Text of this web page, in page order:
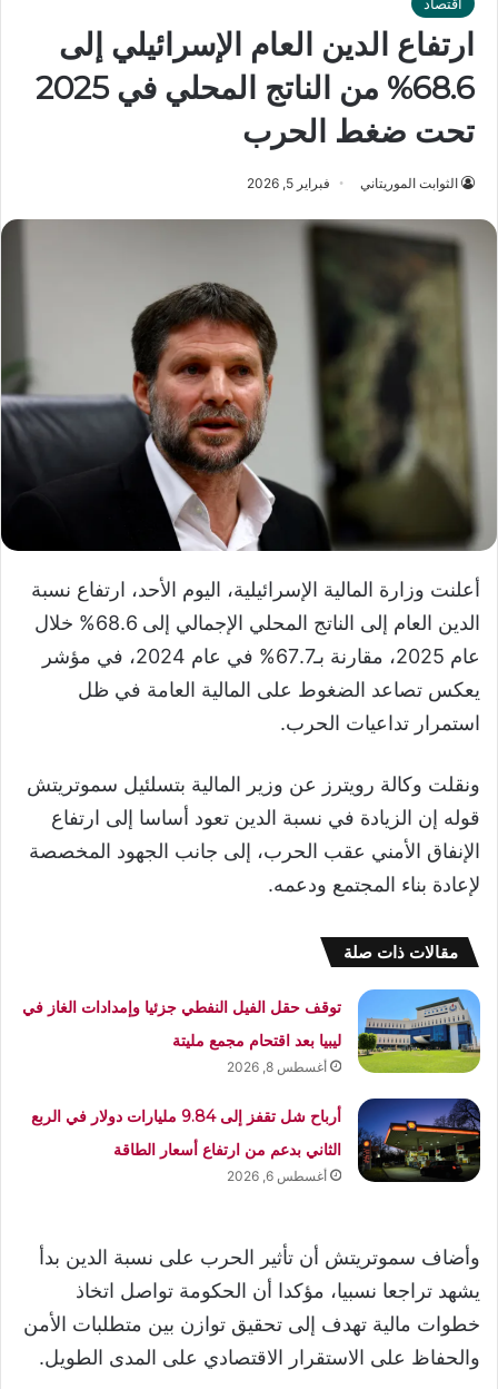
ارتفاع الدين العام الإسرائيلي إلى
68.6% من الناتج المحلي في 2025
تحت ضغط الحرب
الثوابت الموريتاني فبراير 5, 2026
أعلنت وزارة المالية الإسرائيلية، اليوم الأحد، ارتفاع نسبة
الدين العام إلى الناتج المحلي الإجمالي إلى 68.6% خلال
عام 2025، مقارنة بـ67.7% في عام 2024، في مؤشر
يعكس تصاعد الضغوط على المالية العامة في ظل
استمرار تداعيات الحرب.
ونقلت وكالة رويترز عن وزير المالية بتسلئيل سموتريتش
قوله إن الزيادة في نسبة الدين تعود أساسا إلى ارتفاع
الإنفاق الأمني عقب الحرب، إلى جانب الجهود المخصصة
لإعادة بناء المجتمع ودعمه.
مقالات ذات صلة
توقف حقل الفيل النفطي جزئيا وإمدادات الغاز في
ليبيا بعد اقتحام مجمع مليتة
أغسطس 8, 2026
أرباح شل تقفز إلى 9.84 مليارات دولار في الربع
الثاني بدعم من ارتفاع أسعار الطاقة
أغسطس 6, 2026
وأضاف سموتريتش أن تأثير الحرب على نسبة الدين بدأ
يشهد تراجعا نسبيا، مؤكدا أن الحكومة تواصل اتخاذ
خطوات مالية تهدف إلى تحقيق توازن بين متطلبات الأمن
والحفاظ على الاستقرار الاقتصادي على المدى الطويل.